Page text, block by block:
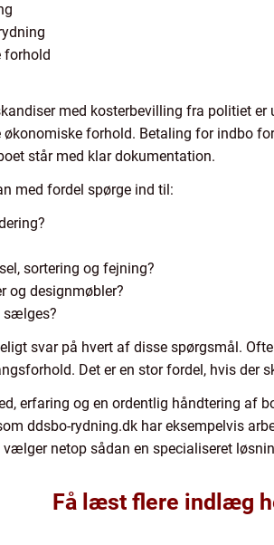
forhold
med kosterbevilling fra politiet
forhold. Betaling for indbo
står med klar dokumentation.
med fordel spørge ind til:
sortering og fejning?
og designmøbler?
sælges?
svar på hvert af disse spørgsmål.
Det er en stor fordel, hvis der
erfaring og en ordentlig håndtering af
ddsbo-rydning.dk har eksempelvis
netop sådan en specialiseret
Få læst flere indlæg